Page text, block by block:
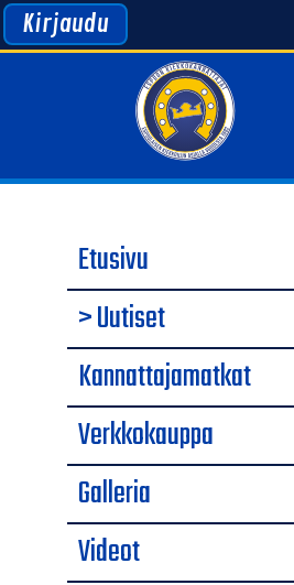
Kirjaudu
Etusivu
> Uutiset
Kannattajamatkat
Verkkokauppa
Galleria
Videot